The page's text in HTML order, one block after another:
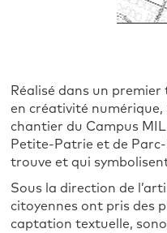
Réalisé dans un
en créativité
chantier du Campus MIL
Petite-Patrie et de
trouve et qui
Sous la direction de
citoyennes ont pris des
captation textuelle,